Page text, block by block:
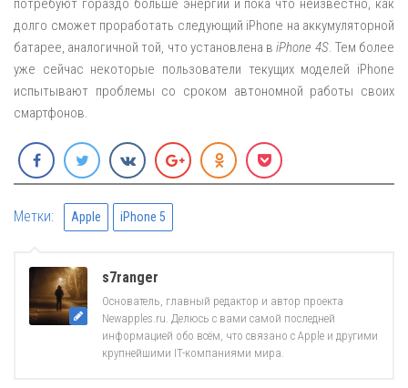
долго сможет проработать следующий iPhone на аккумуляторной
батарее, аналогичной той, что установлена в iPhone 4S. Тем более
уже сейчас некоторые пользователи текущих моделей iPhone
испытывают проблемы со сроком автономной работы своих
смартфонов.
Метки: Apple iPhone 5
s7ranger
Основатель, главный редактор и автор проекта
Newapples.ru. Делюсь с вами самой последней
информацией обо всём, что связано с Apple и другими
крупнейшими IT-компаниями мира.